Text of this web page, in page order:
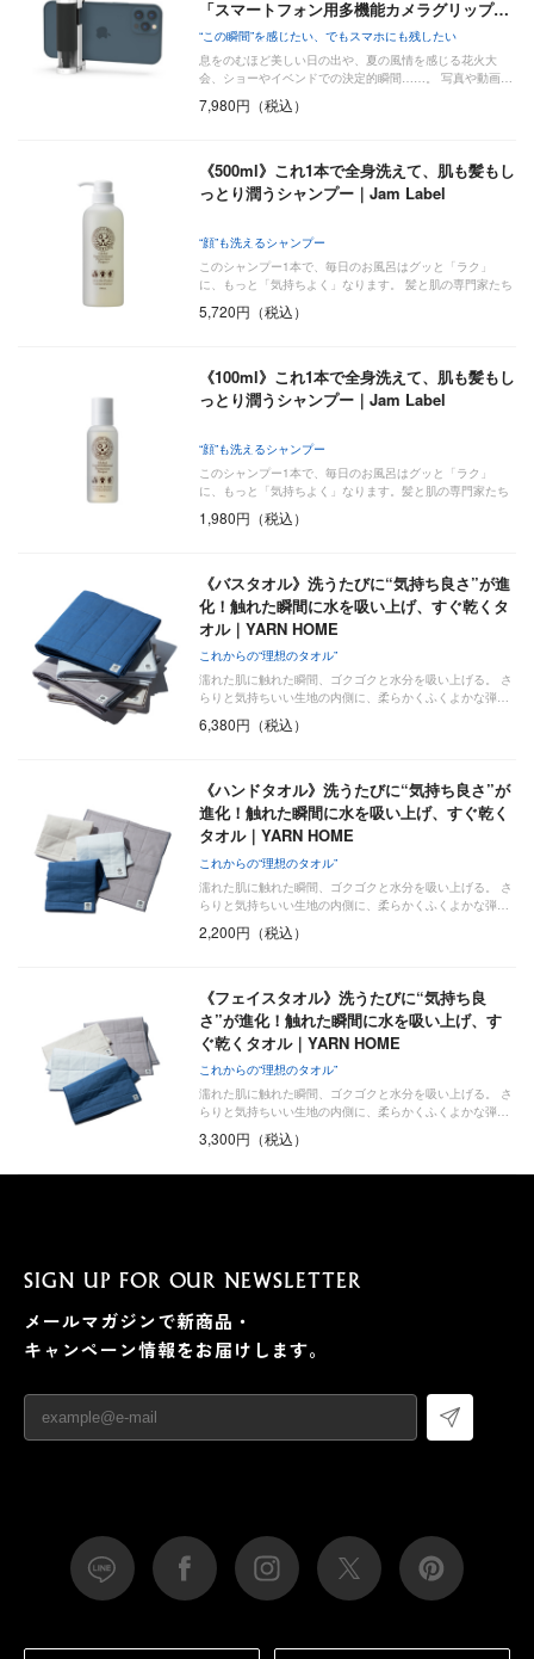
「スマートフォン用多機能カメラグリップ…
“この瞬間”を感じたい、でもスマホにも残したい
息をのむほど美しい日の出や、夏の風情を感じる花火大
会、ショーやイベンドでの決定的瞬間……。 写真や動画…
7,980円（税込）
《500ml》これ1本で全身洗えて、肌も髪もし
っとり潤うシャンプー｜Jam Label
“顔”も洗えるシャンプー
このシャンプー1本で、毎日のお風呂はグッと「ラク」
に、もっと「気持ちよく」なります。 髪と肌の専門家たち
5,720円（税込）
《100ml》これ1本で全身洗えて、肌も髪もし
っとり潤うシャンプー｜Jam Label
“顔”も洗えるシャンプー
このシャンプー1本で、毎日のお風呂はグッと「ラク」
に、もっと「気持ちよく」なります。髪と肌の専門家たち
1,980円（税込）
《バスタオル》洗うたびに“気持ち良さ”が進
化！触れた瞬間に水を吸い上げ、すぐ乾くタ
オル｜YARN HOME
これからの“理想のタオル”
濡れた肌に触れた瞬間、ゴクゴクと水分を吸い上げる。 さ
らりと気持ちいい生地の内側に、柔らかくふくよかな弾…
6,380円（税込）
《ハンドタオル》洗うたびに“気持ち良さ”が
進化！触れた瞬間に水を吸い上げ、すぐ乾く
タオル｜YARN HOME
これからの“理想のタオル”
濡れた肌に触れた瞬間、ゴクゴクと水分を吸い上げる。 さ
らりと気持ちいい生地の内側に、柔らかくふくよかな弾…
2,200円（税込）
《フェイスタオル》洗うたびに“気持ち良
さ”が進化！触れた瞬間に水を吸い上げ、す
ぐ乾くタオル｜YARN HOME
これからの“理想のタオル”
濡れた肌に触れた瞬間、ゴクゴクと水分を吸い上げる。 さ
らりと気持ちいい生地の内側に、柔らかくふくよかな弾…
3,300円（税込）
SIGN UP FOR OUR NEWSLETTER
メールマガジンで新商品・
キャンペーン情報をお届けします。